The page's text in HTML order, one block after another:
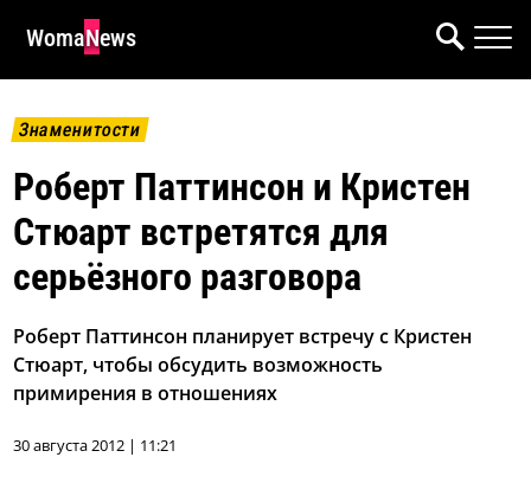
WomaNews
Знаменитости
Роберт Паттинсон и Кристен
Стюарт встретятся для
серьёзного разговора
Роберт Паттинсон планирует встречу с Кристен
Стюарт, чтобы обсудить возможность
примирения в отношениях
30 августа 2012 | 11:21